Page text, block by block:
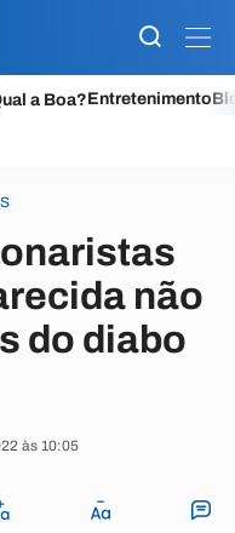
a Boa?Entretenimento
não
do diabo
às 10:05